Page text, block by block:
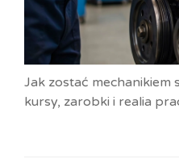
Jak zostać mechanikiem
kursy, zarobki i realia